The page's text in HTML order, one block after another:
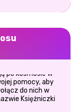
po kosmosie w
pomocy, aby
do nich w
Księżniczki